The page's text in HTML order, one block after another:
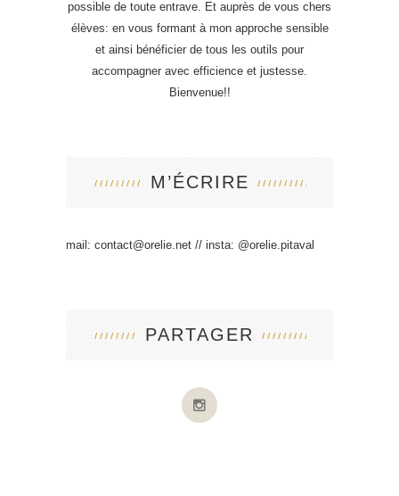
possible de toute entrave. Et auprès de vous chers
élèves: en vous formant à mon approche sensible
et ainsi bénéficier de tous les outils pour
accompagner avec efficience et justesse.
Bienvenue!!
M’ÉCRIRE
mail: contact@orelie.net // insta: @orelie.pitaval
PARTAGER